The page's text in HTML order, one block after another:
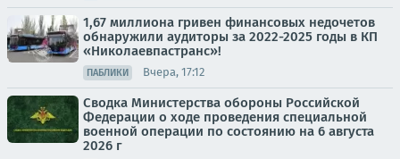
1,67 миллиона гривен финансовых недочетов
обнаружили аудиторы за 2022-2025 годы в КП
«Николаевпастранс»!
ПАБЛИКИ Вчера, 17:12
Сводка Министерства обороны Российской
Федерации о ходе проведения специальной
военной операции по состоянию на 6 августа
2026 г